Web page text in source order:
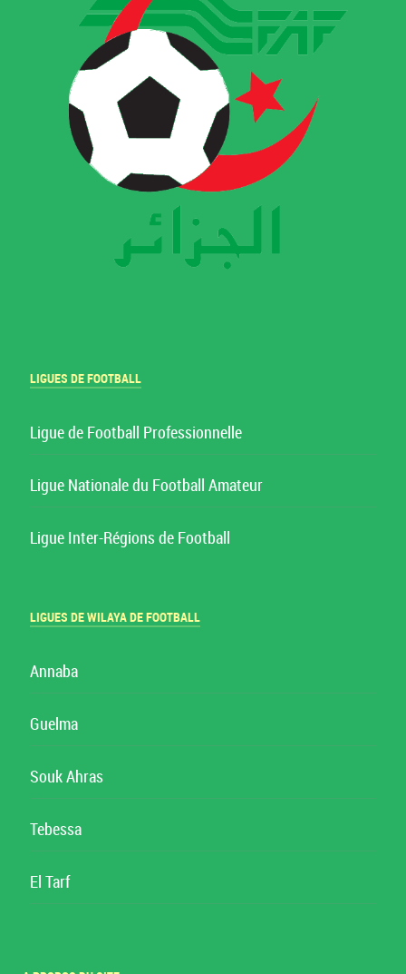
LIGUES DE FOOTBALL
Ligue de Football Professionnelle
Ligue Nationale du Football Amateur
Ligue Inter-Régions de Football
LIGUES DE WILAYA DE FOOTBALL
Annaba
Guelma
Souk Ahras
Tebessa
El Tarf